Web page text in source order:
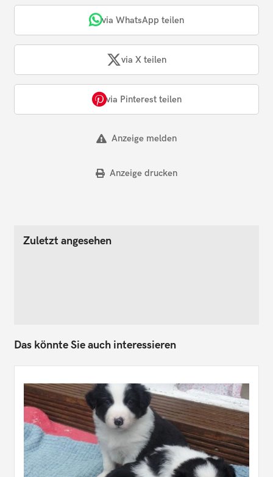
via WhatsApp teilen
via X teilen
via Pinterest teilen
Anzeige melden
Anzeige drucken
Zuletzt angesehen
Das könnte Sie auch interessieren